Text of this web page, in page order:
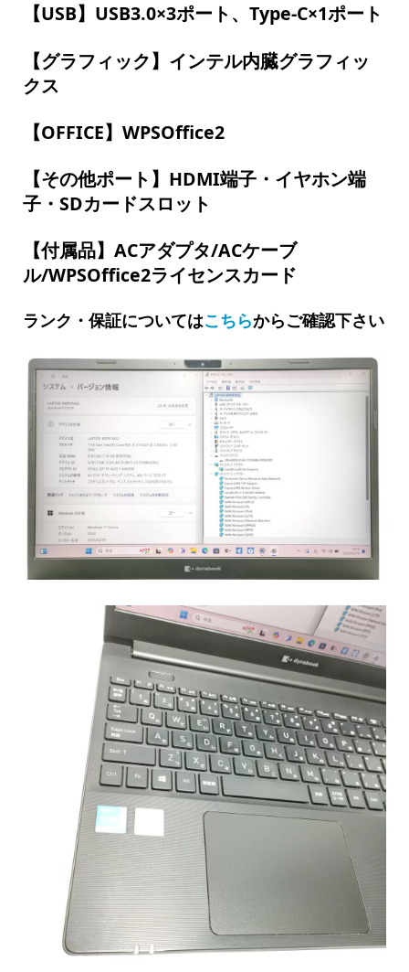
【USB】USB3.0×3ポート、Type-C×1ポート
【グラフィック】インテル内臓グラフィッ
クス
【OFFICE】WPSOffice2
【その他ポート】HDMI端子・イヤホン端
子・SDカードスロット
【付属品】ACアダプタ/ACケーブ
ル/WPSOffice2ライセンスカード
ランク・保証についてはこちらからご確認下さい